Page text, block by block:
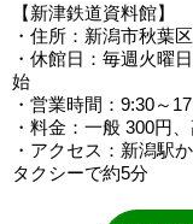
【新津鉄道資料館】
・住所：新潟市秋葉
・休館日：毎週火曜
始
・営業時間：9:30～
・料金：一般 300円
・アクセス：新潟駅
タクシーで約5分